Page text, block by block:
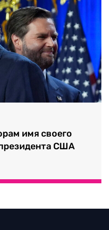
имя своего
США